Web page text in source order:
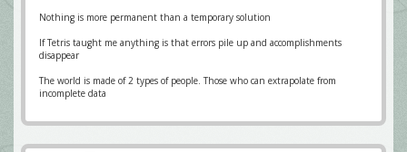
Nothing is more permanent than a temporary solution
If Tetris taught me anything is that errors pile up and accomplishments
disappear
The world is made of 2 types of people. Those who can extrapolate from
incomplete data